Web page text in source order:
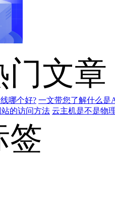
门文章
哪个好? 一文带您了解什么是
的访问方法 云主机是不是物
签